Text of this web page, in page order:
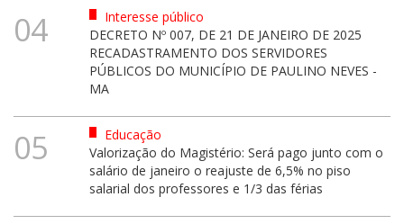
04
Interesse público
DECRETO Nº 007, DE 21 DE JANEIRO DE 2025
RECADASTRAMENTO DOS SERVIDORES
PÚBLICOS DO MUNICÍPIO DE PAULINO NEVES -
MA
05
Educação
Valorização do Magistério: Será pago junto com o
salário de janeiro o reajuste de 6,5% no piso
salarial dos professores e 1/3 das férias